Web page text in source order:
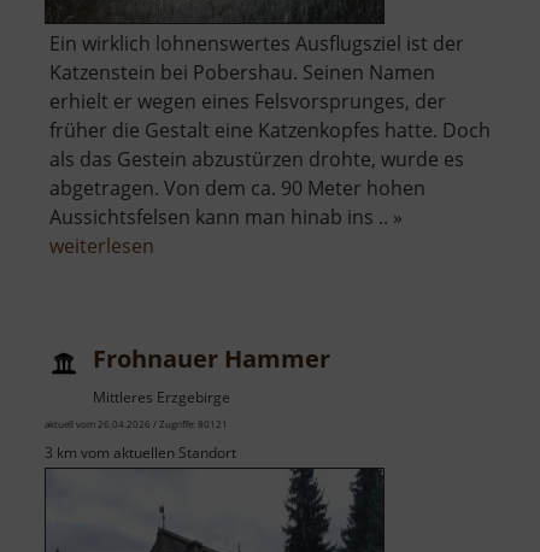
Ein wirklich lohnenswertes Ausflugsziel ist der
Katzenstein bei Pobershau. Seinen Namen
erhielt er wegen eines Felsvorsprunges, der
früher die Gestalt eine Katzenkopfes hatte. Doch
als das Gestein abzustürzen drohte, wurde es
abgetragen. Von dem ca. 90 Meter hohen
Aussichtsfelsen kann man hinab ins .. »
weiterlesen
Frohnauer Hammer
Mittleres Erzgebirge
aktuell vom 26.04.2026 / Zugriffe: 80121
3 km vom aktuellen Standort